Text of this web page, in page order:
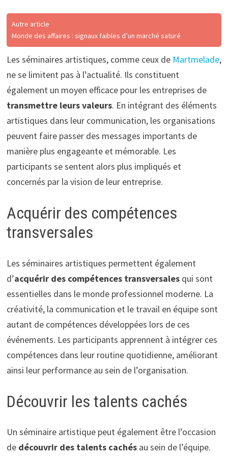
Autre article
Monde des affaires : signaux faibles d’un marché saturé
Les séminaires artistiques, comme ceux de Martmelade,
ne se limitent pas à l’actualité. Ils constituent
également un moyen efficace pour les entreprises de
transmettre leurs valeurs. En intégrant des éléments
artistiques dans leur communication, les organisations
peuvent faire passer des messages importants de
manière plus engageante et mémorable. Les
participants se sentent alors plus impliqués et
concernés par la vision de leur entreprise.
Acquérir des compétences
transversales
Les séminaires artistiques permettent également
d’acquérir des compétences transversalesqui sont
essentielles dans le monde professionnel moderne. La
créativité, la communication et le travail en équipe sont
autant de compétences développées lors de ces
événements. Les participants apprennent à intégrer ces
compétences dans leur routine quotidienne, améliorant
ainsi leur performance au sein de l’organisation.
Découvrir les talents cachés
Un séminaire artistique peut également être l’occasion
de découvrir des talents cachésau sein de l’équipe.